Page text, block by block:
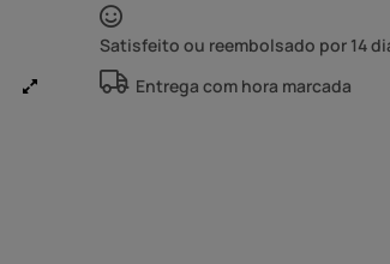
Satisfeito ou reembolsado por 14
Entrega com hora marcada